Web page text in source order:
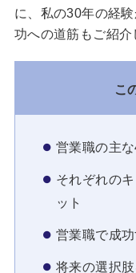
に、私の30年の経
功への道筋もご紹介
こ
営業職の主
それぞれの
ット
営業職で成
将来の選択